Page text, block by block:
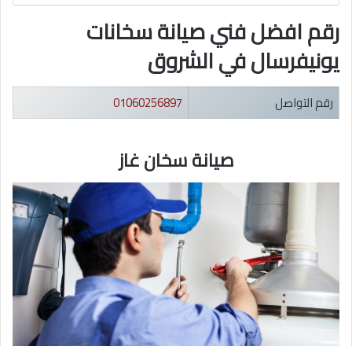
رقم افضل فني صيانة سخانات
يونيفرسال في الشروق
رقم التواصل 01060256897
صيانة سخان غاز